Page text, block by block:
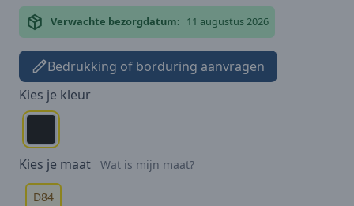
Verwachte bezorgdatum: 11 augustus 2026
Bedrukking of borduring aanvragen
Kies je kleur
Kies je maat Wat is mijn maat?
D84